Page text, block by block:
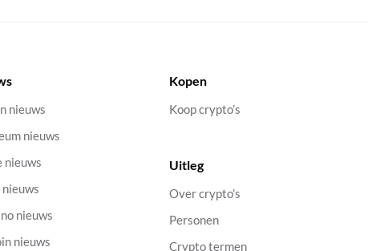
nieuws
nieuws
nieuws
nieuws
nieuws
Kopen
Koop crypto’s
Uitleg
Over crypto’s
Personen
Crypto termen